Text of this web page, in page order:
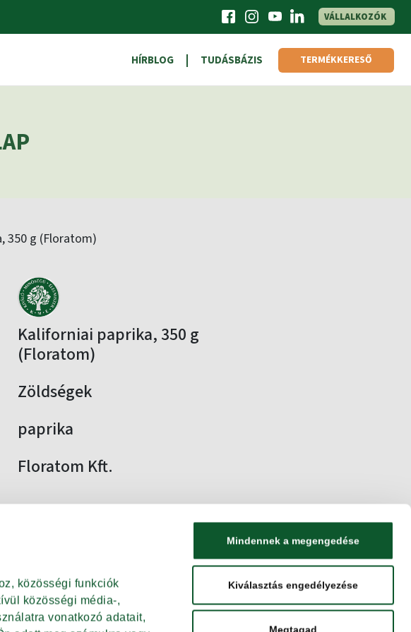
közösségi funkciók
közösségi média-,
vonatkozó adatait,
Mindennek a megengedése
Kiválasztás engedélyezése
Megtagad
VÁLLALKOZÓK
HÍRBLOG TUDÁSBÁZIS TERMÉKKERESŐ
350 g (Floratom)
Kaliforniai paprika, 350 g
(Floratom)
Zöldségek
paprika
Floratom Kft.